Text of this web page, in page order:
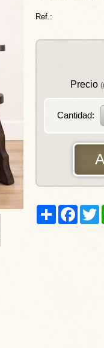
Ref.:
Precio
Cantidad:
Share